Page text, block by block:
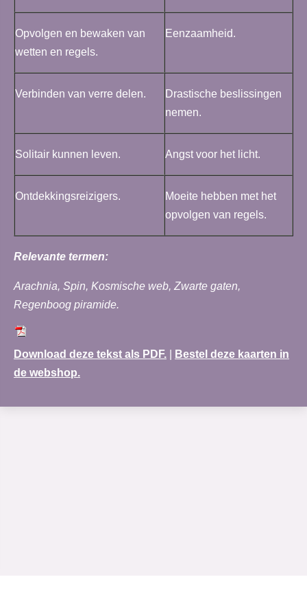
Opvolgen en bewaken van
wetten en regels.
Eenzaamheid.
Verbinden van verre delen.
Drastische beslissingen
nemen.
Solitair kunnen leven. Angst voor het licht.
Ontdekkingsreizigers.
Moeite hebben met het
opvolgen van regels.
Relevante termen:
Arachnia, Spin, Kosmische web, Zwarte gaten,
Regenboog piramide.
Download deze tekst als PDF.
Bestel deze kaarten in
de webshop.